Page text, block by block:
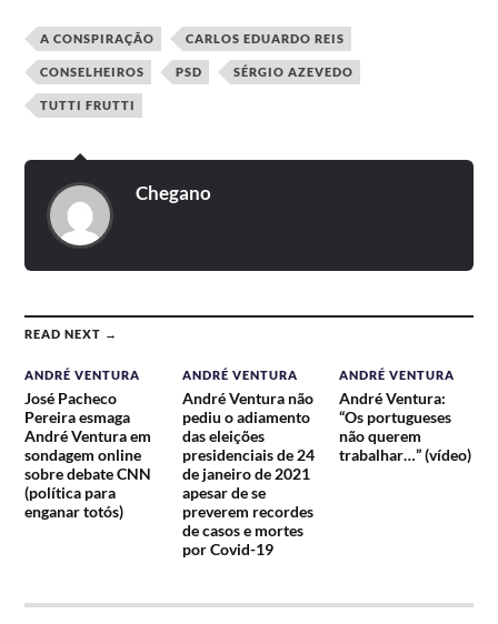
A CONSPIRAÇÃO CARLOS EDUARDO REIS
CONSELHEIROS PSD SÉRGIO AZEVEDO
TUTTI FRUTTI
Chegano
READ NEXT →
ANDRÉ VENTURA
José Pacheco
Pereira esmaga
André Ventura em
sondagem online
sobre debate CNN
(política para
enganar totós)
ANDRÉ VENTURA
André Ventura não
pediu o adiamento
das eleições
presidenciais de 24
de janeiro de 2021
apesar de se
preverem recordes
de casos e mortes
por Covid-19
ANDRÉ VENTURA
André Ventura:
“Os portugueses
não querem
trabalhar…” (vídeo)